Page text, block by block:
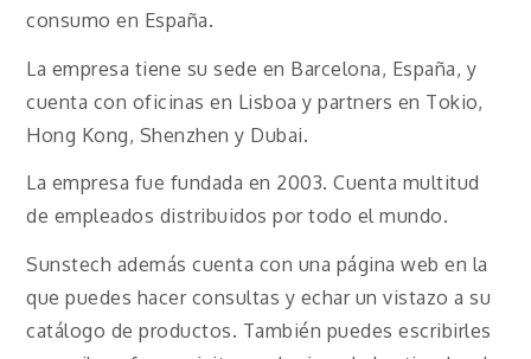
consumo en España.
La empresa tiene su sede en Barcelona, España, y
cuenta con oficinas en Lisboa y partners en Tokio,
Hong Kong, Shenzhen y Dubai.
La empresa fue fundada en 2003. Cuenta multitud
de empleados distribuidos por todo el mundo.
Sunstech además cuenta con una página web en la
que puedes hacer consultas y echar un vistazo a su
catálogo de productos. También puedes escribirles